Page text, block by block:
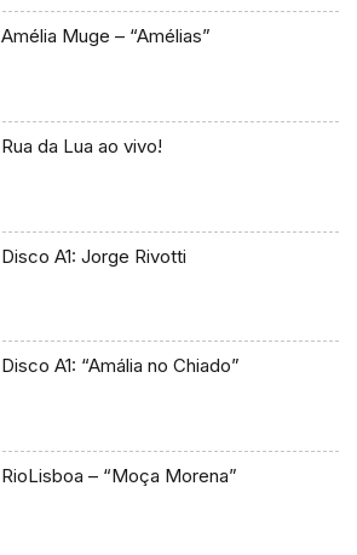
Amélia Muge – “Amélias”
Rua da Lua ao vivo!
Disco A1: Jorge Rivotti
Disco A1: “Amália no Chiado”
RioLisboa – “Moça Morena”